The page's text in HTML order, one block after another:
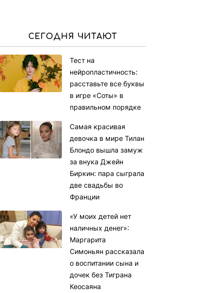
СЕГОДНЯ ЧИТАЮТ
Тест на
нейропластичность:
расставьте все буквы
в игре «Соты» в
правильном порядке
Самая красивая
девочка в мире Тилан
Блондо вышла замуж
за внука Джейн
Биркин: пара сыграла
две свадьбы во
Франции
«У моих детей нет
наличных денег»:
Маргарита
Симоньян рассказала
о воспитании сына и
дочек без Тиграна
Кеосаяна